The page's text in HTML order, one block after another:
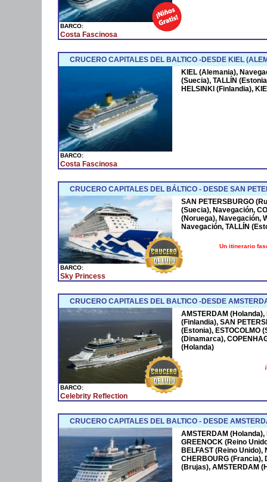
BARCO:
Costa Fascinosa
CRUCERO CAPITALES DEL BALTICO -DESDE KIEL
BARCO:
Costa Fascinosa
KIEL (Alemania),
(Suecia), TALLÍN
HELSINKI (Finlandia),
CRUCERO CAPITALES DEL BÁLTICO - DESDE SAN
BARCO:
Sky Princess
SAN PETERSBURGO
(Suecia), Navegación,
(Noruega), Navegación,
Navegación, TALLÍN
Un itinerario
CRUCERO CAPITALES DEL BALTICO -DESDE
BARCO:
Celebrity Reflection
AMSTERDAM
(Finlandia), SAN
(Estonia), ESTOCOLMO
(Dinamarca),
(Holanda)
CRUCERO CAPITALES DEL BALTICO - DESDE
AMSTERDAM
GREENOCK (Reino
BELFAST (Reino
CHERBOURG (Francia),
(Brujas), AMSTERDAM